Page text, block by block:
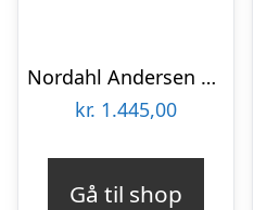
Nordahl Andersen 14 kt bogstav C
kr. 1.445,00
Gå til shop